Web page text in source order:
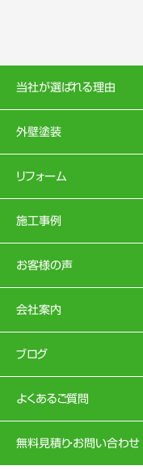
当社が選ばれる理由
外壁塗装
リフォーム
施工事例
お客様の声
会社案内
ブログ
よくあるご質問
無料見積り・お問い合わせ